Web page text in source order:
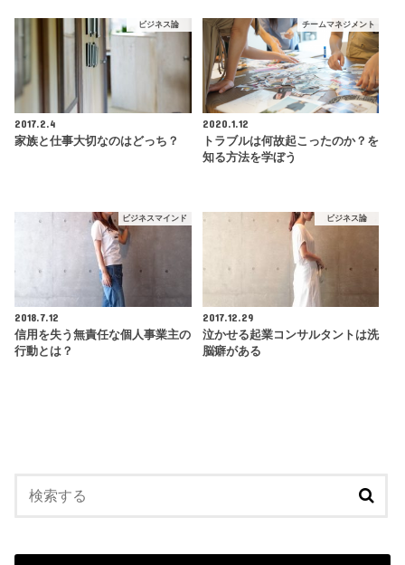
ビジネス論
2017.2.4
家族と仕事大切なのはどっち？
チームマネジメント
2020.1.12
トラブルは何故起こったのか？を
知る方法を学ぼう
ビジネスマインド
2018.7.12
信用を失う無責任な個人事業主の
行動とは？
ビジネス論
2017.12.29
泣かせる起業コンサルタントは洗
脳癖がある